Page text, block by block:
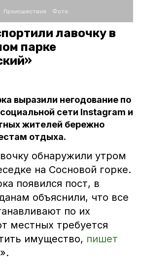
Происшествия Фото:
лавочку в
парке
выразили негодование по
сети Instagram и
жителей бережно
отдыха.
обнаружили утром
на Сосновой горке.
появился пост, в
объяснили, что все
по их
местных требуется
имущество, пишет